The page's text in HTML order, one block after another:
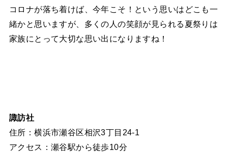
コロナが落ち着けば、今年こそ！という思いはどこも一
緒かと思いますが、多くの人の笑顔が見られる夏祭りは
家族にとって大切な思い出になりますね！
諏訪社
住所：横浜市瀬谷区相沢3丁目24-1
アクセス：瀬谷駅から徒歩10分